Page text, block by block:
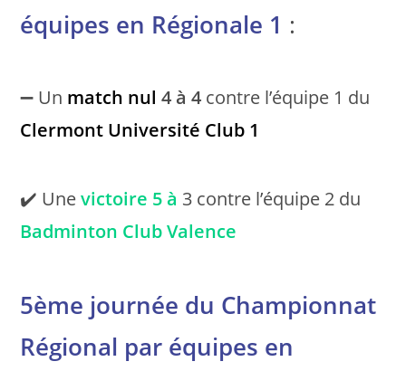
équipes en Régionale 1 :
➖ Un match nul 4 à 4 contre l’équipe 1 du
Clermont Université Club 1
✔️ Unevictoire 5 à 3 contre l’équipe 2 du
Badminton Club Valence
5ème journée du Championnat
Régional par équipes en